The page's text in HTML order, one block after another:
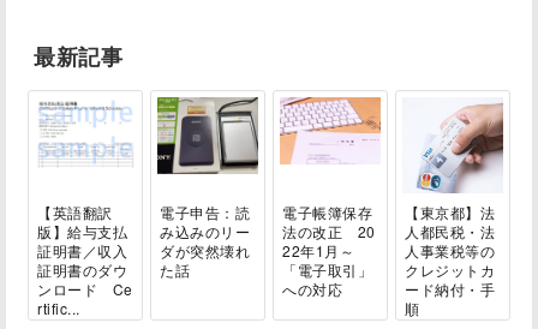
最新記事
【英語翻訳
版】給与支払
証明書／収入
証明書のダウ
ンロード Ce
rtific...
電子申告：読
み込みのリー
ダが突然壊れ
た話
電子帳簿保存
法の改正 20
22年1月～
「電子取引」
への対応
【東京都】法
人都民税・法
人事業税等の
クレジットカ
ード納付・手
順